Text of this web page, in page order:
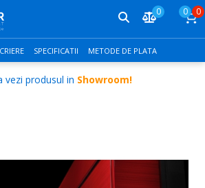
0 0 0
SPECIFICATII METODE DE PLATA
vezi produsul in Showroom!